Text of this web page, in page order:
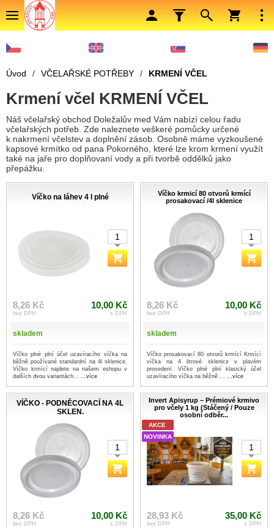
Úvod / VČELAŘSKÉ POTŘEBY / KRMENÍ VČEL
Krmení včel KRMENÍ VČEL
Náš včelařský obchod Doležalův med Vám nabízí celou řadu
včelařských potřeb. Zde naleznete veškeré pomůcky určené
k nakrmení včelstev a doplnění zásob. Osobně máme vyzkoušené
kapsové krmítko od pana Pokorného, které lze krom krmení využít
také na jaře pro doplňovaní vody a při tvorbě oddělků jako
přepážku.
Víčko na láhev 4 l plné
8,26 Kč
bez DPH
10,00 Kč
s DPH
skladem
Víčko plné plní účel uzavíracího víčka na
běžně používané standardní na 4l sklenice.
Víčko krmící najdete na našem eshopu v
dalších dvou variantách... ...více
Víčko krmicí 80 otvorů krmící
prosakovací /4l sklenice
8,26 Kč
bez DPH
10,00 Kč
s DPH
skladem
Víčko prosakovací 80 otvorů krmící Krmící
víčka na 4 litrové sklenice v plavém
provedení. Víčko plné plní klasický účel
uzavíracího víčka na běžně ... ...více
VÍČKO - PODNĚCOVACÍ NA 4L
SKLEN.
8,26 Kč
bez DPH
10,00 Kč
s DPH
Invert Apisyrup – Prémiové krmivo
pro včely 1 kg (Stáčený / Pouze
osobní odběr...
AKCE
NOVINKA
28,93 Kč
bez DPH
35,00 Kč
s DPH